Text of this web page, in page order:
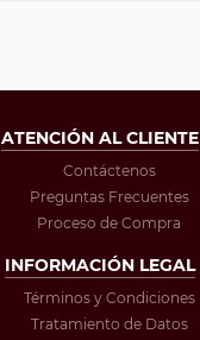
ATENCIÓN AL CLIENTE
Contáctenos
Preguntas Frecuentes
Proceso de Compra
INFORMACIÓN LEGAL
Términos y Condiciones
Tratamiento de Datos